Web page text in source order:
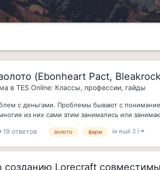
(Ebonheart Pact,
в TES Online: Классы, профессии, гайды
с деньгами. Проблемы бывают с
из них сами этим занимались или
19 ответов золото фарм (и ещё 3 )
созданию Lorecraft